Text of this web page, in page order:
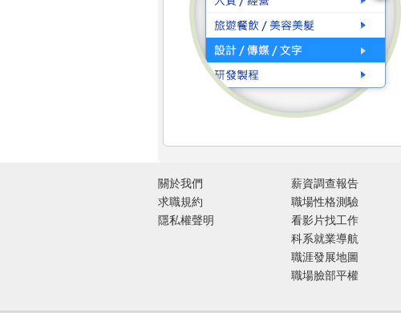
關於我們
求職規約
隱私權聲明
薪資調查報告
職場性格測驗
看影片找工作
科系就業導航
職涯發展地圖
職場臉部平權